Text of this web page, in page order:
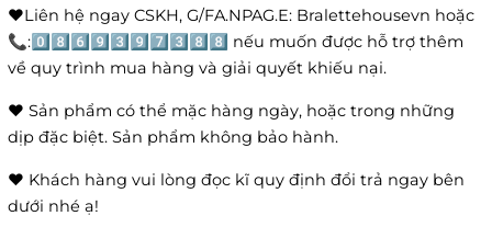
❤️Liên hệ ngay CSKH, G/FA.NPAG.E: Bralettehousevn hoặc
📞:0️⃣8️⃣6️⃣9️⃣3️⃣9️⃣7️⃣3️⃣8️⃣8️⃣ nếu muốn được hỗ trợ thêm
về quy trình mua hàng và giải quyết khiếu nại.
❤️ Sản phẩm có thể mặc hàng ngày, hoặc trong những
dịp đặc biệt. Sản phẩm không bảo hành.
❤️ Khách hàng vui lòng đọc kĩ quy định đổi trả ngay bên
dưới nhé ạ!